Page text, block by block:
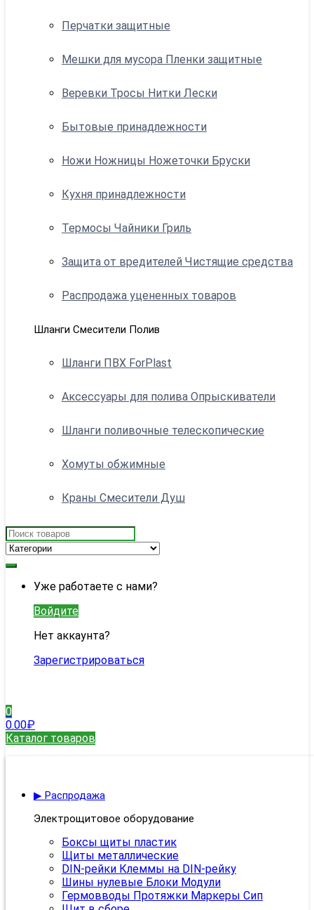
Перчатки защитные
Мешки для мусора Пленки защитные
Веревки Тросы Нитки Лески
Бытовые принадлежности
Ножи Ножницы Ножеточки Бруски
Кухня принадлежности
Термосы Чайники Гриль
Защита от вредителей Чистящие средства
Распродажа уцененных товаров
Шланги Смесители Полив
Шланги ПВХ ForPlast
Аксессуары для полива Опрыскиватели
Шланги поливочные телескопические
Хомуты обжимные
Краны Смесители Душ
Search
for:
Уже работаете с нами?
Войдите
Нет аккаунта?
Зарегистрироваться
0
0.00₽
Каталог товаров
▶ Распродажа
Электрощитовое оборудование
Боксы щиты пластик
Щиты металлические
DIN-рейки Клеммы на DIN-рейку
Шины нулевые Блоки Модули
Гермовводы Протяжки Маркеры Сип